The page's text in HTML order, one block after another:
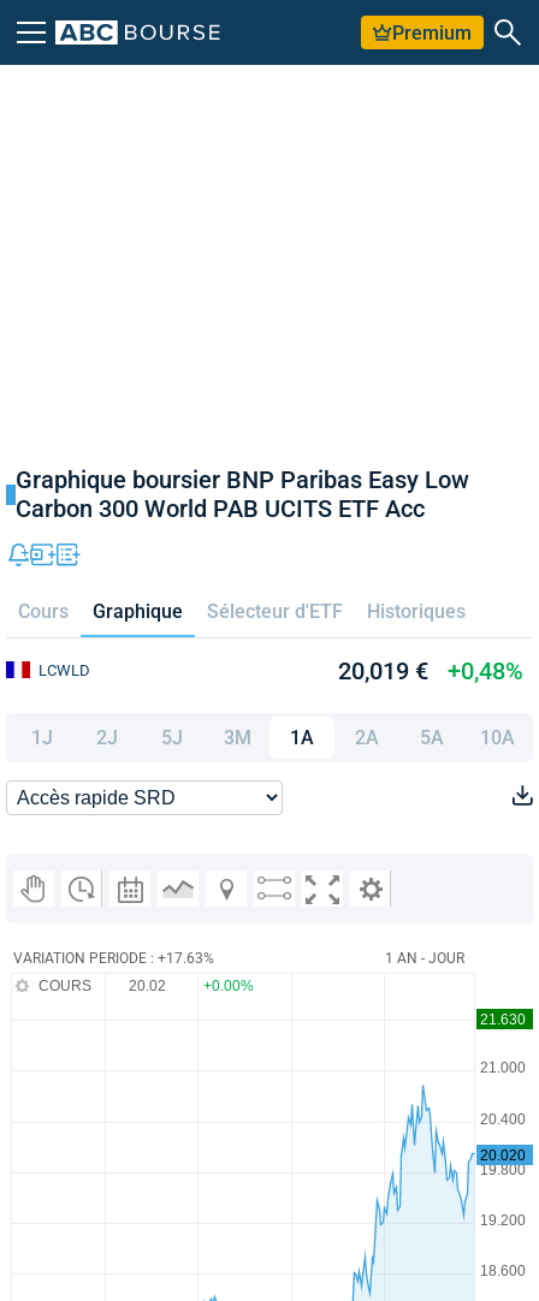
Premium
Graphique boursier BNP Paribas Easy Low
Carbon 300 World PAB UCITS ETF Acc
Cours Graphique Sélecteur d'ETF Historiques
LCWLD 20,019 € +0,48%
1J 2J 5J 3M 1A 2A 5A 10A
VARIATION PERIODE : +17.63% 1 AN - JOUR
COURS 20.02 +0.00%